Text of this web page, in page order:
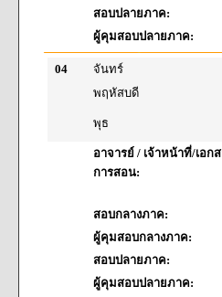
สอบปลายภาค:
ผู้คุมสอบปลายภาค:
04
จันทร์
พฤหัสบดี
พุธ
อาจารย์ / เจ้าหน้าที่/เอก
การสอน:
สอบกลางภาค:
ผู้คุมสอบกลางภาค:
สอบปลายภาค:
ผู้คุมสอบปลายภาค: